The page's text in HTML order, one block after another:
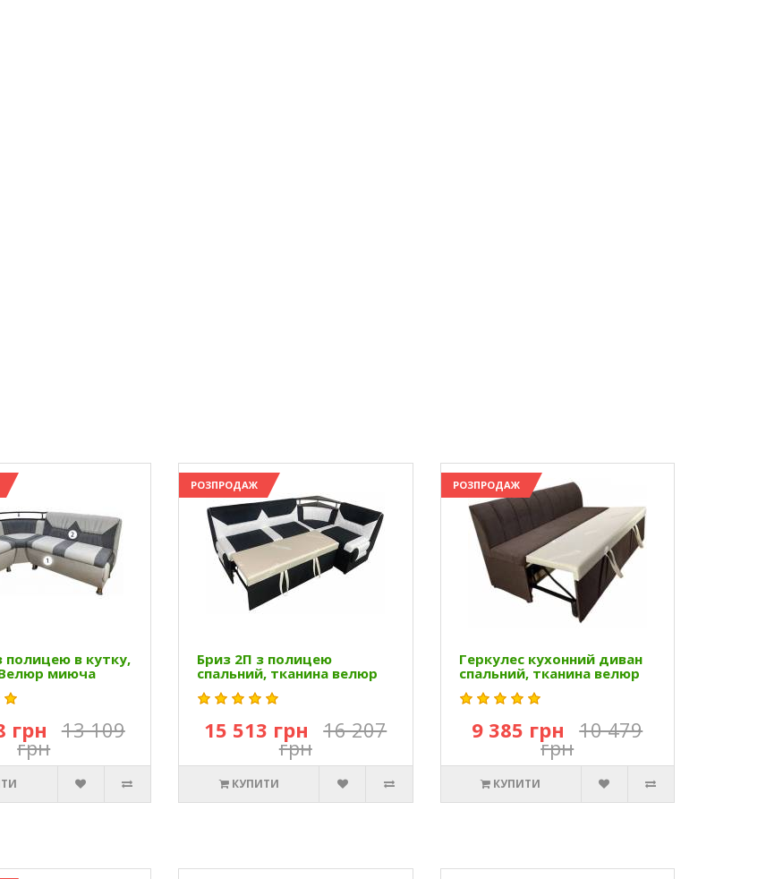
полицею в кутку,
миюча
грн 13 109
грн
РОЗПРОДАЖ
Бриз 2П з полицею
спальний, тканина велюр
15 513 грн 16 207
грн
КУПИТИ
РОЗПРОДАЖ
Геркулес кухонний диван
спальний, тканина велюр
9 385 грн 10 479
грн
КУПИТИ